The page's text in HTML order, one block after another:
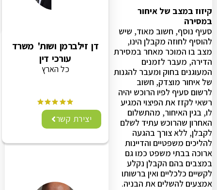
קיזוז במצב של איחור
במסירה
סעיף נוסף, חשוב מאוד, שיש
להוסיף לחוזה מקבלן הינו,
מצב בו המוכר מאחר במסירת
הדירה, מעבר לזמנים
המעוגנים בחוק ומעבר להגנות
של איחור מוצדק, חשוב
לרשום סעיף לפיו הרוכש יהיה
רשאי לקזז את הפיצוי המגיע
לו, בגין האיחור, מהתשלום
האחרון שהרוכש עתיד לשלם
לקבלן, ללא צורך בהגעה
להליכים משפטיים והדיינות
ארוכה בבתי משפט כמו גם
במצבים בהם הקבלן נקלע
לקשיים כלכליים ואין ברשותו
אמצעים להשלים את הבניה.
דן זילברמן ושות' משרד
עורכי דין
כל הארץ
יצירת קשר